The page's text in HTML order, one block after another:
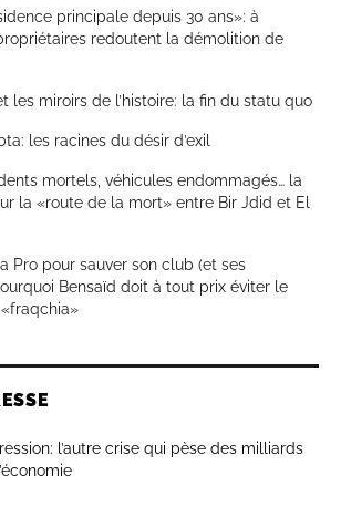
principale depuis 30 ans»: à
redoutent la démolition de
les miroirs de l’histoire: la fin du statu quo
les racines du désir d’exil
mortels, véhicules endommagés… la
la «route de la mort» entre Bir Jdid et El
Pro pour sauver son club (et ses
Bensaïd doit à tout prix éviter le
l’autre crise qui pèse des milliards